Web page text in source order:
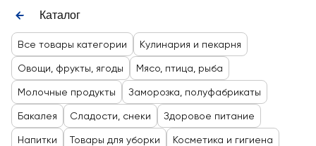
Каталог
Все товары категории Кулинария и пекарня
Овощи, фрукты, ягоды Мясо, птица, рыба
Молочные продукты Заморозка, полуфабрикаты
Бакалея Сладости, снеки Здоровое питание
Напитки Товары для уборки Косметика и гигиена